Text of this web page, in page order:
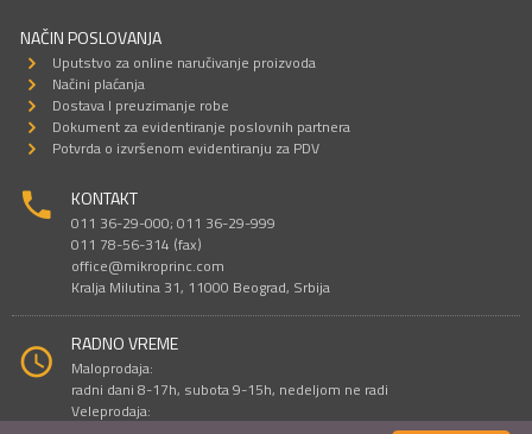
NAČIN POSLOVANJA
Uputstvo za online naručivanje proizvoda
Načini plaćanja
Dostava I preuzimanje robe
Dokument za evidentiranje poslovnih partnera
Potvrda o izvršenom evidentiranju za PDV
KONTAKT
011 36-29-000; 011 36-29-999
011 78-56-314 (fax)
office@mikroprinc.com
Kralja Milutina 31, 11000 Beograd, Srbija
RADNO VREME
Maloprodaja:
radni dani 8-17h, subota 9-15h, nedeljom ne radi
Veleprodaja: